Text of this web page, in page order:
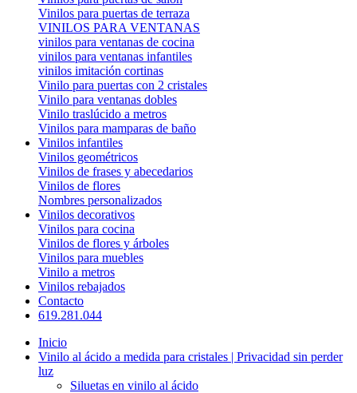
Vinilos para puertas de terraza
VINILOS PARA VENTANAS
vinilos para ventanas de cocina
vinilos para ventanas infantiles
vinilos imitación cortinas
Vinilo para puertas con 2 cristales
Vinilo para ventanas dobles
Vinilo traslúcido a metros
Vinilos para mamparas de baño
Vinilos infantiles
Vinilos geométricos
Vinilos de frases y abecedarios
Vinilos de flores
Nombres personalizados
Vinilos decorativos
Vinilos para cocina
Vinilos de flores y árboles
Vinilos para muebles
Vinilo a metros
Vinilos rebajados
Contacto
619.281.044
Inicio
Vinilo al ácido a medida para cristales | Privacidad sin perder
luz
Siluetas en vinilo al ácido